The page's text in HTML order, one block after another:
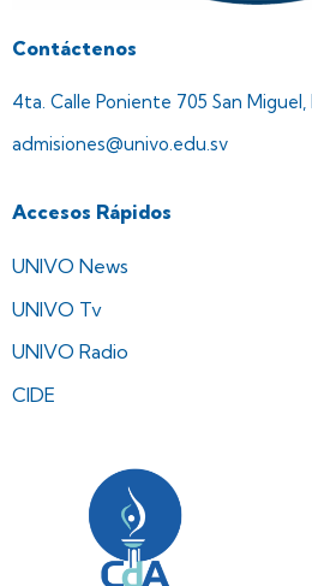
Contáctenos
4ta. Calle Poniente 705 San Miguel,
admisiones@univo.edu.sv
Accesos Rápidos
UNIVO News
UNIVO Tv
UNIVO Radio
CIDE